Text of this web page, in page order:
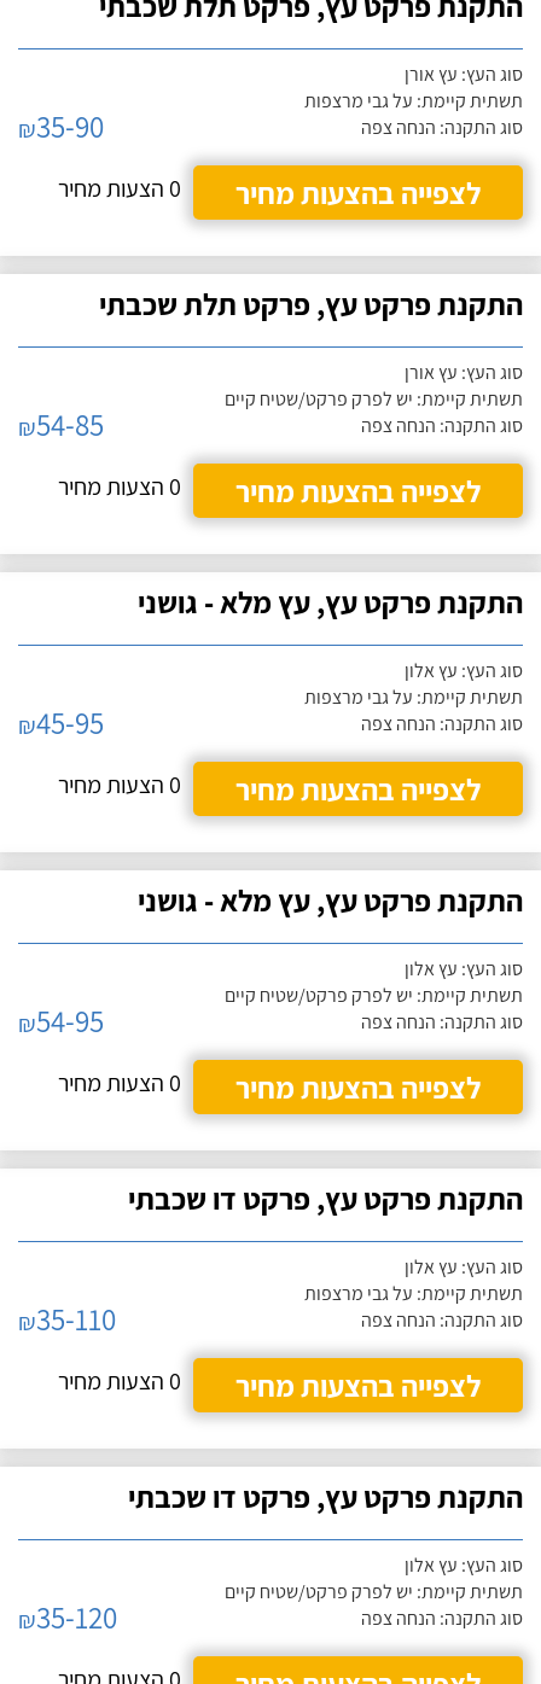
סוג העץ: עץ אורן
תשתית קיימת: על גבי מרצפות
סוג התקנה: הנחה צפה
₪35-90
לצפייה בהצעות מחיר
0 הצעות מחיר
התקנת פרקט עץ, פרקט תלת שכבתי
סוג העץ: עץ אורן
תשתית קיימת: יש לפרק פרקט/שטיח קיים
סוג התקנה: הנחה צפה
₪54-85
לצפייה בהצעות מחיר
0 הצעות מחיר
התקנת פרקט עץ, עץ מלא - גושני
סוג העץ: עץ אלון
תשתית קיימת: על גבי מרצפות
סוג התקנה: הנחה צפה
₪45-95
לצפייה בהצעות מחיר
0 הצעות מחיר
התקנת פרקט עץ, עץ מלא - גושני
סוג העץ: עץ אלון
תשתית קיימת: יש לפרק פרקט/שטיח קיים
סוג התקנה: הנחה צפה
₪54-95
לצפייה בהצעות מחיר
0 הצעות מחיר
התקנת פרקט עץ, פרקט דו שכבתי
סוג העץ: עץ אלון
תשתית קיימת: על גבי מרצפות
סוג התקנה: הנחה צפה
₪35-110
לצפייה בהצעות מחיר
0 הצעות מחיר
התקנת פרקט עץ, פרקט דו שכבתי
סוג העץ: עץ אלון
תשתית קיימת: יש לפרק פרקט/שטיח קיים
סוג התקנה: הנחה צפה
₪35-120